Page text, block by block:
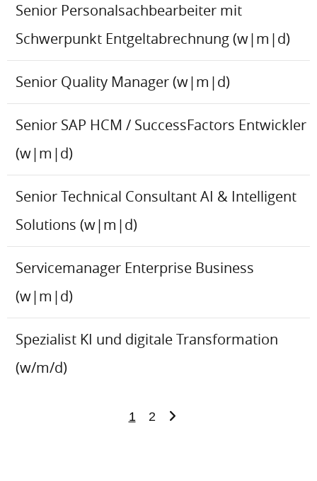
Senior Personalsachbearbeiter mit
Schwerpunkt Entgeltabrechnung (w|m|d)
Senior Quality Manager (w|m|d)
Senior SAP HCM / SuccessFactors Entwickler
(w|m|d)
Senior Technical Consultant AI & Intelligent
Solutions (w|m|d)
Servicemanager Enterprise Business
(w|m|d)
Spezialist KI und digitale Transformation
(w/m/d)
1 2